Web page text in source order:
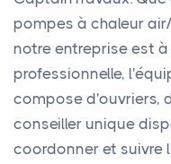
pompes à chaleur
notre entreprise est à
professionnelle,
compose d'ouvriers,
conseiller unique
coordonner et suivre